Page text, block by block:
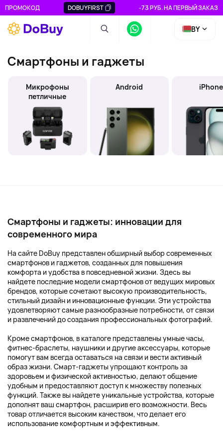
ПРОМОКОД DOBUYFIRST -73 РУБ. НА ПЕРВЫЙ ЗАКАЗ
BY
Смартфоны и гаджеты
Микрофоны
петличные
Android iPhone
Смартфоны и гаджеты: инновации для
современного мира
На сайте DoBuy представлен обширный выбор современных
смартфонов и гаджетов, созданных для повышения
комфорта и удобства в повседневной жизни. Здесь вы
найдете последние модели смартфонов от ведущих мировых
брендов, которые сочетают высокую производительность,
стильный дизайн и инновационные функции. Эти устройства
удовлетворяют самые разнообразные потребности, от связи
и развлечений до создания профессиональных фотографий.
Кроме смартфонов, в каталоге представлены умные часы,
фитнес-браслеты, наушники и другие аксессуары, которые
помогут вам всегда оставаться на связи и вести активный
образ жизни. Смарт-гаджеты упрощают контроль за
здоровьем и физической активностью, делают общение
удобным и предоставляют доступ к множеству полезных
функций. Также вы найдете уникальные устройства, которые
дополнят ваш смартфон, расширив его возможности. Весь
товар отличается высоким качеством, что делает его
использование комфортным и эффективным.